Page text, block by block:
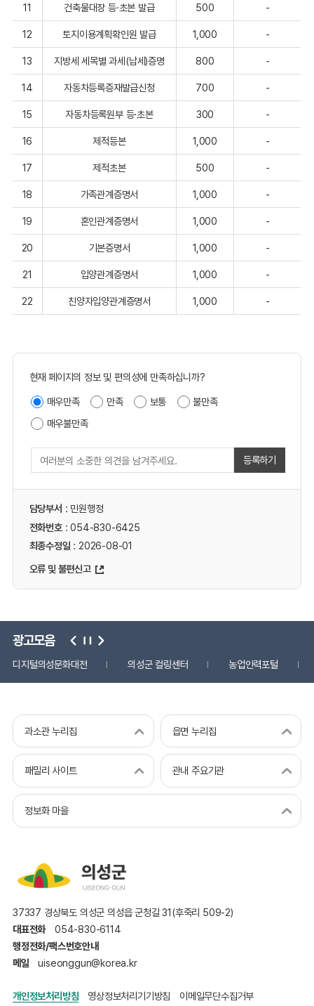
11 건축물대장 등·초본 발급 500 -
12 토지이용계획확인원 발급 1,000 -
13 지방세 세목별 과세(납세)증명 800 -
14 자동차등록증재발급신청 700 -
15 자동차등록원부 등·초본 300 -
16 제적등본 1,000 -
17 제적초본 500 -
18 가족관계증명서 1,000 -
19 혼인관계증명서 1,000 -
20 기본증명서 1,000 -
21 입양관계증명서 1,000 -
22 친양자입양관계증명서 1,000 -
현재 페이지의 정보 및 편의성에 만족하십니까?
매우만족 만족 보통
불만족
매우불만족
등록하기
담당부서 : 민원행정
전화번호: 054-830-6425
최종수정일 : 2026-08-01
오류 및 불편신고
광고모음
디지털의성문화대전 의성군 컬링센터 농업인력포털
과소관 누리집 읍면 누리집
패밀리 사이트 관내 주요기관
정보화 마을
37337 경상북도 의성군 의성읍 군청길 31(후죽리 509-2)
대표전화
054-830-6114
행정전화/팩스번호안내
메일
uiseonggun@korea.kr
개인정보처리방침 영상정보처리기기방침 이메일무단수집거부